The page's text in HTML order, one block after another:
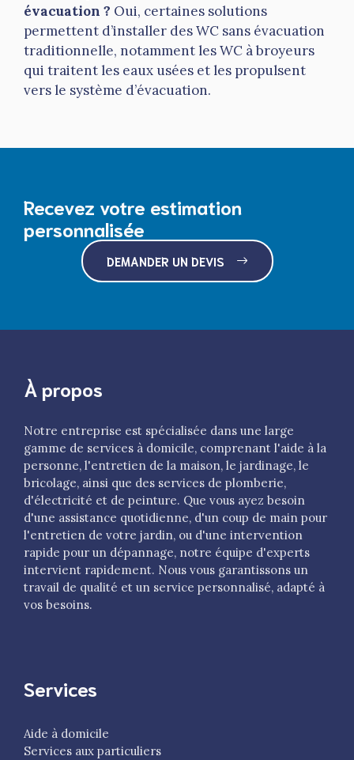
évacuation ? Oui, certaines solutions
permettent d’installer des WC sans évacuation
traditionnelle, notamment les WC à broyeurs
qui traitent les eaux usées et les propulsent
vers le système d’évacuation.
Recevez votre estimation
personnalisée
DEMANDER UN DEVIS
À propos
Notre entreprise est spécialisée dans une large
gamme de services à domicile, comprenant l'aide à la
personne, l'entretien de la maison, le jardinage, le
bricolage, ainsi que des services de plomberie,
d'électricité et de peinture. Que vous ayez besoin
d'une assistance quotidienne, d'un coup de main pour
l'entretien de votre jardin, ou d'une intervention
rapide pour un dépannage, notre équipe d'experts
intervient rapidement. Nous vous garantissons un
travail de qualité et un service personnalisé, adapté à
vos besoins.
Services
Aide à domicile
Services aux particuliers